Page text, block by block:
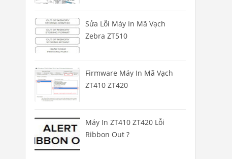
Sửa Lỗi Máy In Mã Vạch
Zebra ZT510
Firmware Máy In Mã Vạch
ZT410 ZT420
Máy In ZT410 ZT420 Lỗi
Ribbon Out ?